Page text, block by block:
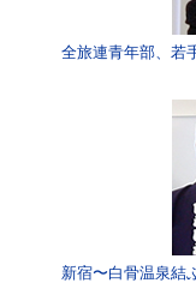
全旅連青年部、若
新宿〜白骨温泉結